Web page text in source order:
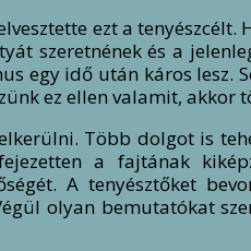
ezt a
szeretnének és a
egy idő után káros lesz.
ez ellen valamit, akkor
Több dolgot is
a fajtának
A tenyésztőket
olyan bemutatókat